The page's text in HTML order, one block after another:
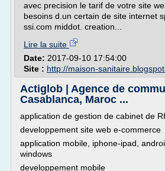
avec precision le tarif de votre site
besoins d.un certain de site internet
ssi.com middot. creation...
Lire la suite
Date: 2017-09-10 17:54:00
Site : http://maison-
Actiglob | Agence de
Casablanca, Maroc ...
application de gestion de cabinet de
developpement site web e-commerce
application mobile, iphone-ipad,
windows
developpement mobile